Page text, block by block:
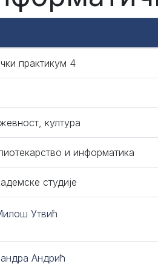
практикум 4
култура
и информатика
студије
Утвић
Андрић